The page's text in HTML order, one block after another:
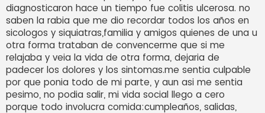
diagnosticaron hace un tiempo fue colitis ulcerosa. no
saben la rabia que me dio recordar todos los años en
sicologos y siquiatras,familia y amigos quienes de una u
otra forma trataban de convencerme que si me
relajaba y veia la vida de otra forma, dejaria de
padecer los dolores y los sintomas.me sentia culpable
por que ponia todo de mi parte, y aun asi me sentia
pesimo, no podia salir, mi vida social llego a cero
porque todo involucra comida:cumpleaños, salidas,